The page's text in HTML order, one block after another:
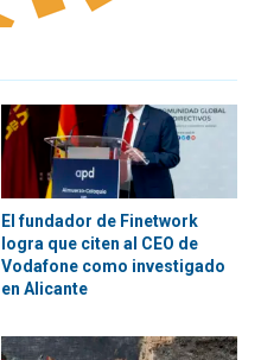
El fundador de Finetwork
logra que citen al CEO de
Vodafone como investigado
en Alicante